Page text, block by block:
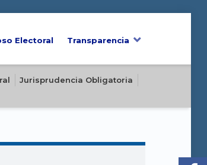
Electoral Transparencia
Jurisprudencia Obligatoria